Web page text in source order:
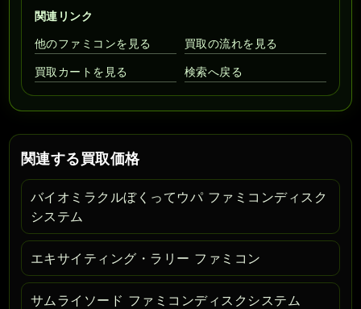
関連リンク
他のファミコンを見る
買取の流れを見る
買取カートを見る 検索へ戻る
関連する買取価格
バイオミラクルぼくってウパ ファミコンディスク
システム
エキサイティング・ラリー ファミコン
サムライソード ファミコンディスクシステム